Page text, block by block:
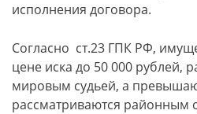
исполнения договора.
Согласно ст.23 ГПК РФ,
цене иска до 50 000 рублей,
мировым судьей, а
рассматриваются районным